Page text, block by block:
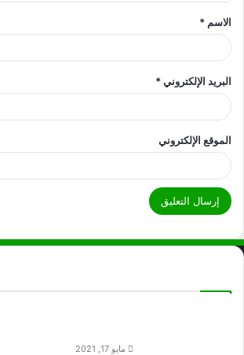
الاسم *
البريد الإلكتروني *
الموقع الإلكتروني
مايو 17, 2021